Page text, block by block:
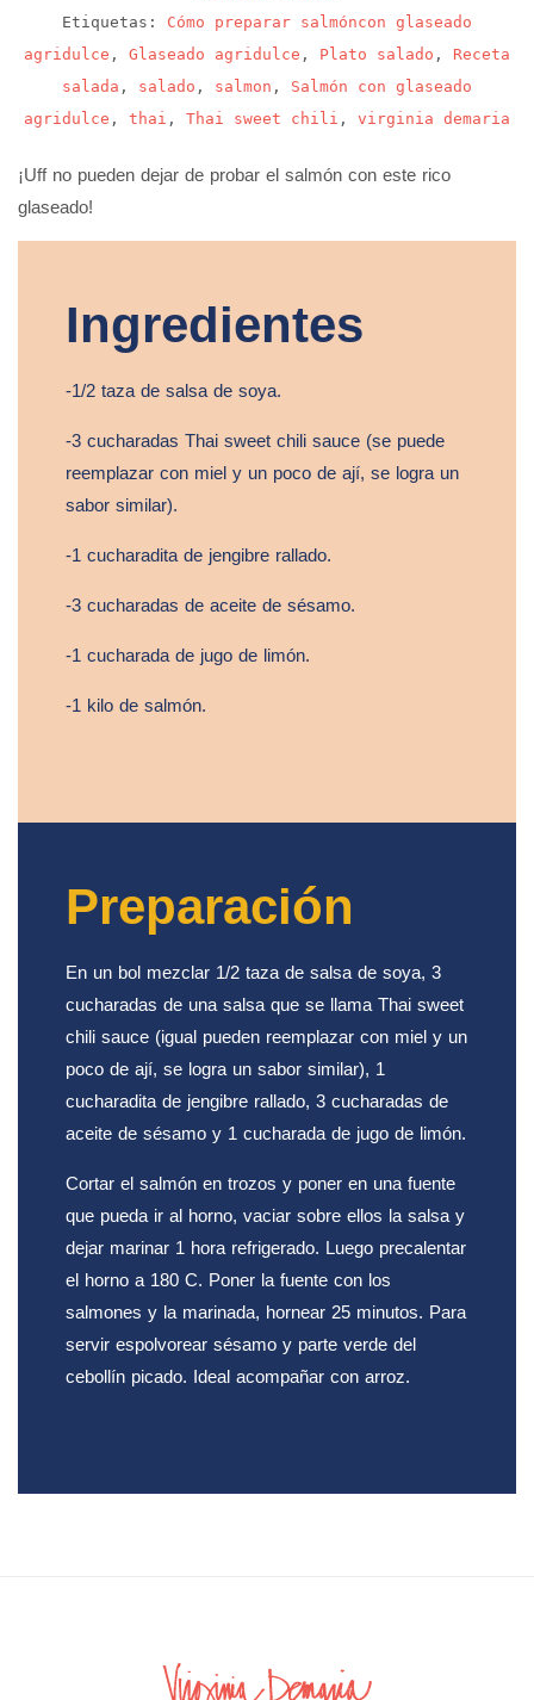
Etiquetas: Cómo preparar salmóncon glaseado
agridulce , Glaseado agridulce , Plato salado , Receta
salada , salado , salmon , Salmón con glaseado
agridulce , thai , Thai sweet chili , virginia demaria
¡Uff no pueden dejar de probar el salmón con este rico
glaseado!
Ingredientes
-1/2 taza de salsa de soya.
-3 cucharadas Thai sweet chili sauce (se puede
reemplazar con miel y un poco de ají, se logra un
sabor similar).
-1 cucharadita de jengibre rallado.
-3 cucharadas de aceite de sésamo.
-1 cucharada de jugo de limón.
-1 kilo de salmón.
Preparación
En un bol mezclar 1/2 taza de salsa de soya, 3
cucharadas de una salsa que se llama Thai sweet
chili sauce (igual pueden reemplazar con miel y un
poco de ají, se logra un sabor similar), 1
cucharadita de jengibre rallado, 3 cucharadas de
aceite de sésamo y 1 cucharada de jugo de limón.
Cortar el salmón en trozos y poner en una fuente
que pueda ir al horno, vaciar sobre ellos la salsa y
dejar marinar 1 hora refrigerado. Luego precalentar
el horno a 180 C. Poner la fuente con los
salmones y la marinada, hornear 25 minutos. Para
servir espolvorear sésamo y parte verde del
cebollín picado. Ideal acompañar con arroz.